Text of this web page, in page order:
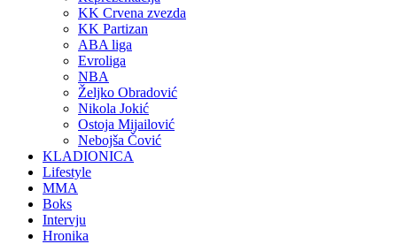
KK Crvena zvezda
KK Partizan
ABA liga
Evroliga
NBA
Željko Obradović
Nikola Jokić
Ostoja Mijailović
Nebojša Čović
KLADIONICA
Lifestyle
MMA
Boks
Intervju
Hronika